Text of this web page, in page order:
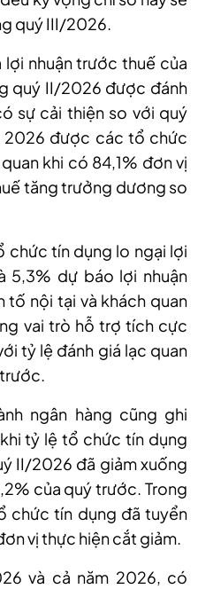
quý III/2026.
nhuận trước thuế của
quý II/2026 được đánh
sự cải thiện so với quý
2026 được các tổ chức
khi có 84,1% đơn vị
tăng trưởng dương so
chức tín dụng lo ngại lợi
5,3% dự báo lợi nhuận
tố nội tại và khách quan
vai trò hỗ trợ tích cực
tỷ lệ đánh giá lạc quan
ngân hàng cũng ghi
tỷ lệ tổ chức tín dụng
II/2026 đã giảm xuống
của quý trước. Trong
chức tín dụng đã tuyển
vị thực hiện cắt giảm.
và cả năm 2026, có